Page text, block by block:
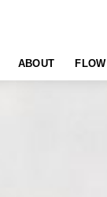
ABOUT FLOW